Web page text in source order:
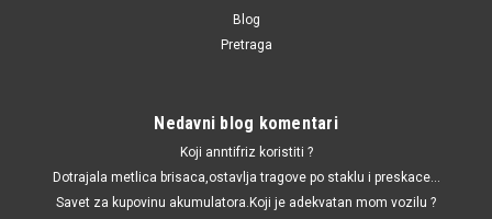
Blog
Pretraga
Nedavni blog komentari
Koji anntifriz koristiti ?
Dotrajala metlica brisaca,ostavlja tragove po staklu i preskace...
Savet za kupovinu akumulatora.Koji je adekvatan mom vozilu ?